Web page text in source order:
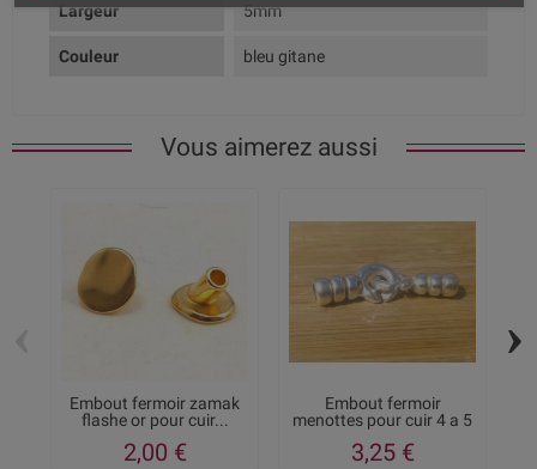
Largeur 5mm
Couleur bleu gitane
Vous aimerez aussi
Embout fermoir zamak
flashe or pour cuir...
2,00 €
Embout fermoir
menottes pour cuir 4 a 5
3,25 €
›